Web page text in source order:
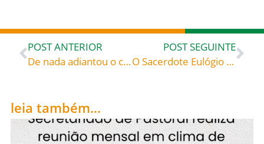
POST ANTERIOR
De nada adiantou o castigo, pois os quarenta se mantiveram firmes em sua fé. O comandante os procurou então, dizendo que não queria perder seus mais valorosos soldados, pedindo que renegassem sua fé: Os quarenta santos mártires de Sebaste (+ Armênia, 320), celebrados hoje, 10, rogai por todos nós!
POST SEGUINTE
O Sacerdote Eulógio talvez seja a vítima mais célebre da invasão da Espanha pelos árabes vindos da África ao longo dos séculos VIII ao XIII: Santo Eulógio (+ Córdoba, Espanha, 859), celebrado hoje, 11, roga por todos nós!
leia também...